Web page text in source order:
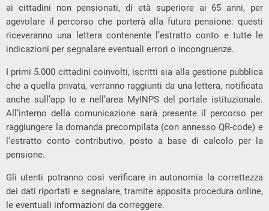
ai cittadini non pensionati, di età superiore ai 65 anni, per
agevolare il percorso che porterà alla futura pensione: questi
riceveranno una lettera contenente l’estratto conto e tutte le
indicazioni per segnalare eventuali errori o incongruenze.
I primi 5.000 cittadini coinvolti, iscritti sia alla gestione pubblica
che a quella privata, verranno raggiunti da una lettera, notificata
anche sull’app Io e nell’area MyINPS del portale istituzionale.
All’interno della comunicazione sarà presente il percorso per
raggiungere la domanda precompilata (con annesso QR-code) e
l’estratto conto contributivo, posto a base di calcolo per la
pensione.
Gli utenti potranno così verificare in autonomia la correttezza
dei dati riportati e segnalare, tramite apposita procedura online,
le eventuali informazioni da correggere.